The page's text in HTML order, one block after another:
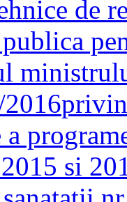
de
publica
a
si